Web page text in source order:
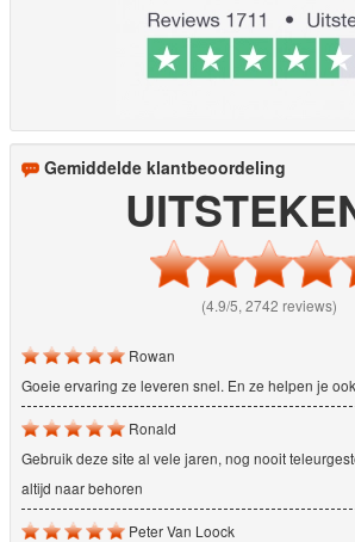
Gemiddelde klantbeoordeling
(4.9/5, 2742 reviews)
Rowan
Goeie ervaring ze leveren snel. En ze helpen je
Ronald
Gebruik deze site al vele jaren, nog nooit
altijd naar behoren
Peter Van Loock